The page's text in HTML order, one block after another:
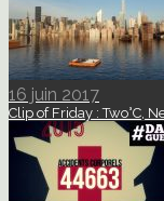
16 juin 2017
Clip of Friday : Two°C,